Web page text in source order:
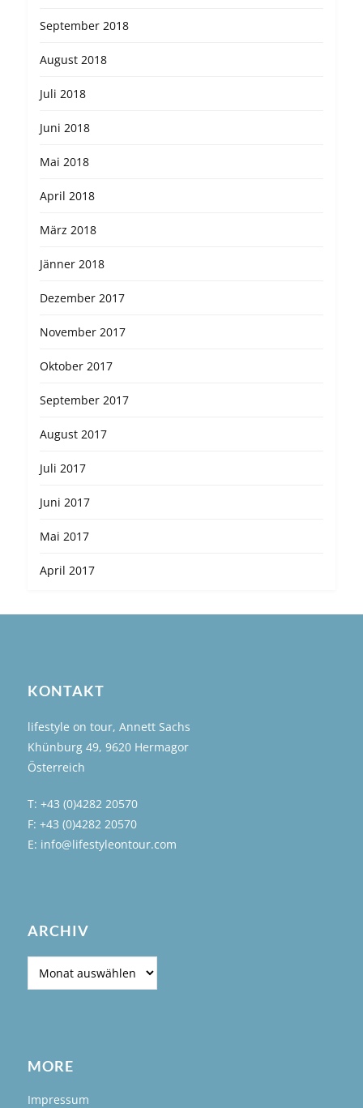
September 2018
August 2018
Juli 2018
Juni 2018
Mai 2018
April 2018
März 2018
Jänner 2018
Dezember 2017
November 2017
Oktober 2017
September 2017
August 2017
Juli 2017
Juni 2017
Mai 2017
April 2017
KONTAKT
lifestyle on tour, Annett Sachs
Khünburg 49, 9620 Hermagor
Österreich
T: +43 (0)4282 20570
F: +43 (0)4282 20570
E: info@lifestyleontour.com
ARCHIV
MORE
Impressum